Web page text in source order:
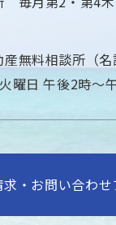
無料相談所（名
曜日 午後2時〜
求・お問い合わせ